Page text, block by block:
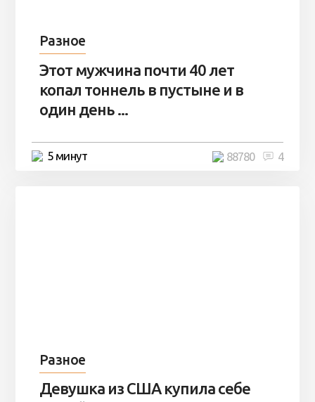
Разное
Этот мужчина почти 40 лет
копал тоннель в пустыне и в
один день ...
5 минут 4
88780
Разное
Девушка из США купила себе